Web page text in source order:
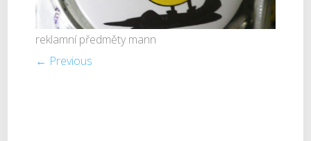
reklamní předměty mann
← Previous